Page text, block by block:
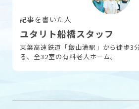
お問い合わせ
記事を書いた人
ユタリト船橋スタッフ
東葉高速鉄道「飯山満駅」から徒歩3
る、全32室の有料老人ホーム。